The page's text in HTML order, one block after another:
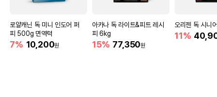
로얄캐닌 독 미니 인도어 퍼
피 500g 면역력
7% 10,200원
아카나 독 라이트&피트 레시
피 6kg
15% 77,350원
오리젠 독 시니
11%